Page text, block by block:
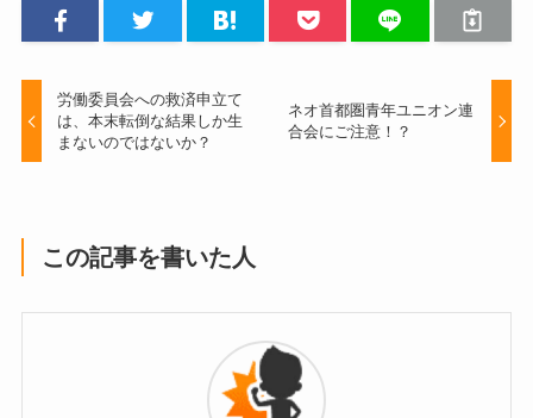
労働委員会への救済申立て
は、本末転倒な結果しか生
まないのではないか？
ネオ首都圏青年ユニオン連
合会にご注意！？
この記事を書いた人